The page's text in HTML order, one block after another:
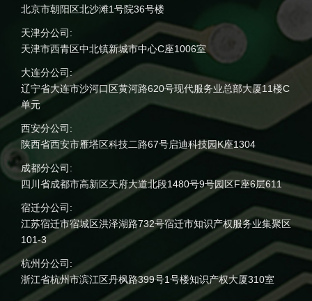
北京市朝阳区北沙滩1号院36号楼
天津分公司:
天津市西青区中北镇新城市中心C座1006室
大连分公司:
辽宁省大连市沙河口区黄河路620号现代服务业总部大厦11楼C
单元
西安分公司:
陕西省西安市雁塔区科技二路67号启迪科技园K座1304
成都分公司:
四川省成都市高新区天府大道北段1480号9号园区F座6层611
宿迁分公司:
江苏宿迁市宿城区洪泽湖路732号宿迁市知识产权服务业集聚区
101-3
杭州分公司:
浙江省杭州市滨江区丹枫路399号1号楼知识产权大厦310室